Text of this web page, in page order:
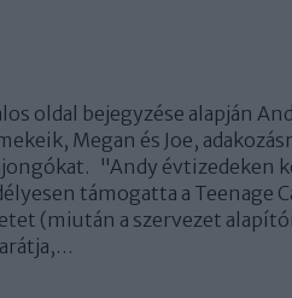
oldal bejegyzése alapján
Megan és Joe,
"Andy évtizedeken
támogatta a Teenage
(miután a szervezet